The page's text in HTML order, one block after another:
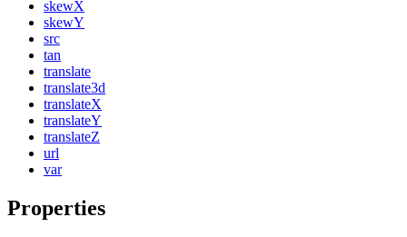
skewX
skewY
src
tan
translate
translate3d
translateX
translateY
translateZ
url
var
Properties